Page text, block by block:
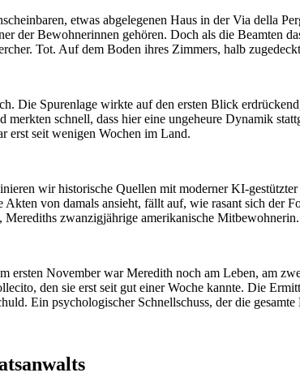
etwas abgelegenen Haus in der Via della
der Bewohnerinnen gehören. Doch als die Beamten
Tot. Auf dem Boden ihres Zimmers, halb
Die Spurenlage wirkte auf den ersten Blick
merkten schnell, dass hier eine ungeheure Dynamik
erst seit wenigen Wochen im Land.
wir historische Quellen mit moderner KI-
von damals ansieht, fällt auf, wie rasant sich der
zwanzigjährige amerikanische Mitbewohnerin.
ersten November war Meredith noch am Leben, am
den sie erst seit gut einer Woche kannte. Die
Ein psychologischer Schnellschuss, der die